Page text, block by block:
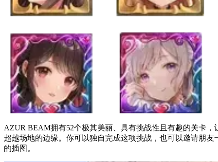
AZUR BEAM拥有52个极其美丽、具有挑战性且有趣的关卡
超越场地的边缘。你可以独自完成这项挑战，也可以邀请朋
的插图。